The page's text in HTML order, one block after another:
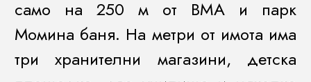
само на 250 м от ВМА и парк
Момина баня. На метри от имота има
три хранителни магазини, детска